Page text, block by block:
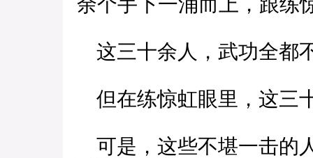
这三十余人，武功全都
但在练惊虹眼里，这三
可是，这些不堪一击的